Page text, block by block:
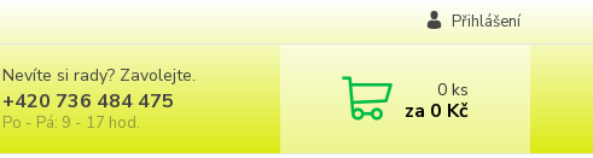
Přihlášení
Nevíte si rady? Zavolejte.
+420 736 484 475
Po - Pá: 9 - 17 hod.
0ks
za 0 Kč